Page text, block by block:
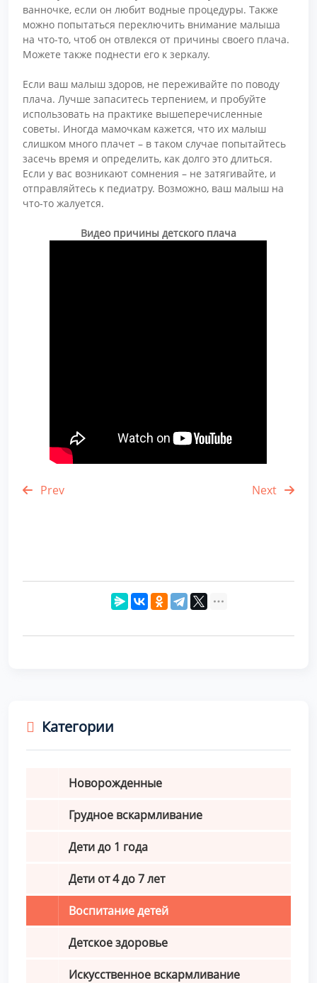
ванночке, если он любит водные процедуры. Также
можно попытаться переключить внимание малыша
на что-то, чтоб он отвлекся от причины своего плача.
Можете также поднести его к зеркалу.
Если ваш малыш здоров, не переживайте по поводу
плача. Лучше запаситесь терпением, и пробуйте
использовать на практике вышеперечисленные
советы. Иногда мамочкам кажется, что их малыш
слишком много плачет – в таком случае попытайтесь
засечь время и определить, как долго это длиться.
Если у вас возникают сомнения – не затягивайте, и
отправляйтесь к педиатру. Возможно, ваш малыш на
что-то жалуется.
Видео причины детского плача
Prev Next
Категории
Новорожденные
Грудное вскармливание
Дети до 1 года
Дети от 4 до 7 лет
Воспитание детей
Детское здоровье
Искусственное вскармливание